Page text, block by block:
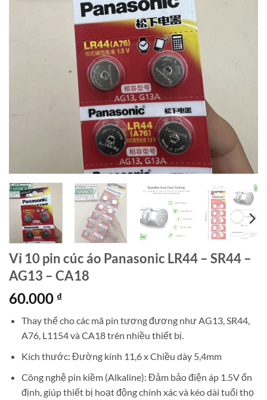
Vỉ 10 pin cúc áo Panasonic LR44 – SR44 –
AG13 – CA18
60.000 ₫
Thay thế cho các mã pin tương đương như AG13, SR44,
A76, L1154 và CA18 trên nhiều thiết bị.
Kích thước: Đường kính 11,6 x Chiều dày 5,4mm
Công nghệ pin kiềm (Alkaline): Đảm bảo điện áp 1.5V ổn
định, giúp thiết bị hoạt động chính xác và kéo dài tuổi thọ